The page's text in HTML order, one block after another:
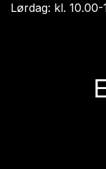
Lørdag: kl. 10.00-